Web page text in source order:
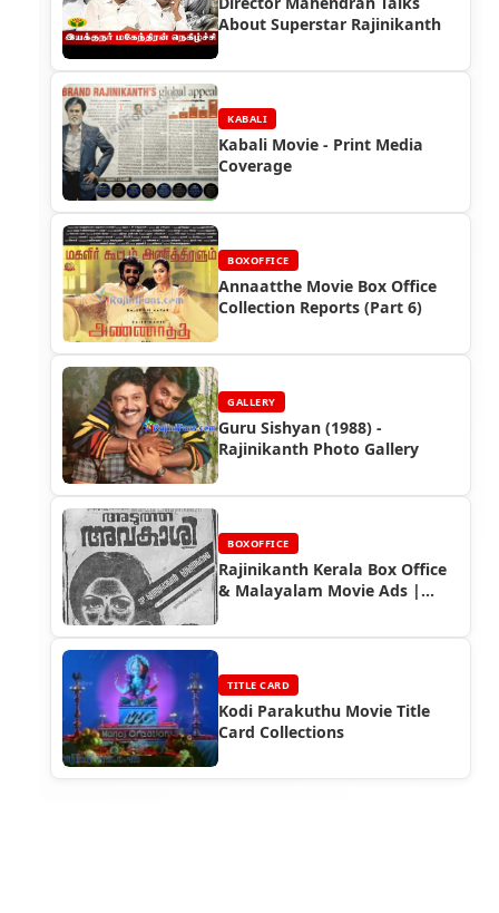
About Superstar Rajinikanth
KABALI
Kabali Movie - Print Media
Coverage
BOXOFFICE
Annaatthe Movie Box Office
Collection Reports (Part 6)
GALLERY
Guru Sishyan (1988) -
Rajinikanth Photo Gallery
BOXOFFICE
Rajinikanth Kerala Box Office
& Malayalam Movie Ads |
TITLE CARD
Kodi Parakuthu Movie Title
Card Collections